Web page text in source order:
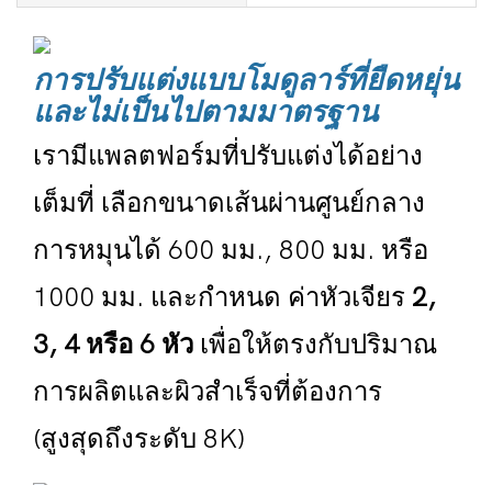
การปรับแต่งแบบโมดูลาร์ที่ยืดหยุ่น
และไม่เป็นไปตามมาตรฐาน
เรามีแพลตฟอร์มที่ปรับแต่งได้อย่าง
เต็มที่ เลือกขนาดเส้นผ่านศูนย์กลาง
การหมุนได้ 600 มม., 800 มม. หรือ
1000 มม. และกำหนด ค่าหัวเจียร 2,
3, 4 หรือ 6 หัว เพื่อให้ตรงกับปริมาณ
การผลิตและผิวสำเร็จที่ต้องการ
(สูงสุดถึงระดับ 8K)